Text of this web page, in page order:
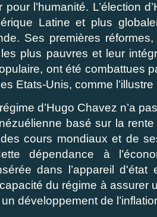
pour l’humanité. L’élection
Latine et plus
Ses premières
plus pauvres et leur
ont été combattues
Etats-Unis, comme
d’Hugo Chavez n’a
basé sur la
des cours mondiaux et de
dépendance à
dans l’appareil
du régime à
développement de